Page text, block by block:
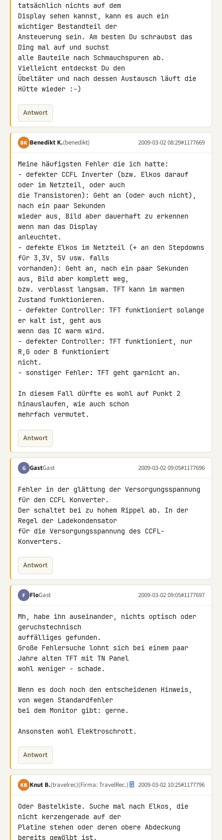
tatsächlich nichts auf dem
Display sehen kannst, kann es auch ein
wichtiger Bestandteil der
Ansteuerung sein. Am besten Du schraubst das
Ding mal auf und suchst
alle Bauteile nach Schmauchspuren ab.
Vielleicht entdeckst Du den
Übeltäter und nach dessen Austausch läuft die
Hütte wieder :-)
Antwort
BK Benedikt K.(benedikt) 2009-03-02 08:29#1177669
Meine häufigsten Fehler die ich hatte:
- defekter CCFL Inverter (bzw. Elkos darauf
oder im Netzteil, oder auch
die Transistoren): Geht an (oder auch nicht),
nach ein paar Sekunden
wieder aus, Bild aber dauerhaft zu erkennen
wenn man das Display
anleuchtet.
- defekte Elkos im Netzteil (+ an den Stepdowns
für 3,3V, 5V usw. falls
vorhanden): Geht an, nach ein paar Sekunden
aus, Bild aber komplett weg,
bzw. verblasst langsam. TFT kann im warmen
Zustand funktionieren.
- defekter Controller: TFT funktioniert solange
er kalt ist, geht aus
wenn das IC warm wird.
- defekter Controller: TFT funktioniert, nur
R,G oder B funktioniert
nicht.
- sonstiger Fehler: TFT geht garnicht an.
In diesem Fall dürfte es wohl auf Punkt 2
hinauslaufen, wie auch schon
mehrfach vermutet.
Antwort
G GastGast 2009-03-02 09:05#1177696
Fehler in der glättung der Versorgungsspannung
für den CCFL Konverter.
Der schaltet bei zu hohem Rippel ab. In der
Regel der Ladekondensator
für die Versorgungsspannung des CCFL-
Konverters.
Antwort
F FloGast 2009-03-02 09:05#1177697
Mh, habe ihn auseinander, nichts optisch oder
geruchstechnisch
auffälliges gefunden.
Große Fehlersuche lohnt sich bei einem paar
Jahre alten TFT mit TN Panel
wohl weniger - schade.
Wenn es doch noch den entscheidenen Hinweis,
von wegen Standardfehler
bei dem Monitor gibt: gerne.
Ansonsten wohl Elektroschrott.
Antwort
KB Knut B.(travelrec)(Firma: TravelRec.) 2009-03-02 10:25#1177796
Oder Bastelkiste. Suche mal nach Elkos, die
nicht kerzengerade auf der
Platine stehen oder deren obere Abdeckung
bereits gewölbt ist.